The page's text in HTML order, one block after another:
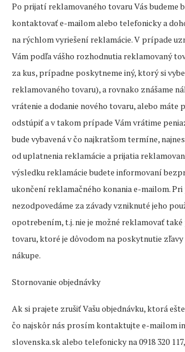
Po prijatí reklamovaného tovaru Vás budeme
kontaktovať e-mailom alebo telefonicky a
na rýchlom vyriešení reklamácie. V prípade
Vám podľa vášho rozhodnutia reklamovaný
za kus, prípadne poskytneme iný, ktorý si
reklamovaného tovaru), a rovnako znášame
vrátenie a dodanie nového tovaru, alebo máte
odstúpiť a v takom prípade Vám vrátime
bude vybavená v čo najkratšom termíne,
od uplatnenia reklamácie a prijatia
výsledku reklamácie budete informovaní
ukončení reklamačného konania e-mailom.
nezodpovedáme za závady vzniknuté jeho
opotrebením, t.j. nie je možné reklamovať také
tovaru, ktoré je dôvodom na poskytnutie
nákupe.
Stornovanie objednávky
Ak si prajete zrušiť Vašu objednávku, ktorá
čo najskôr nás prosím kontaktujte e-mailom
slovenska.sk alebo telefonicky na 0918 320